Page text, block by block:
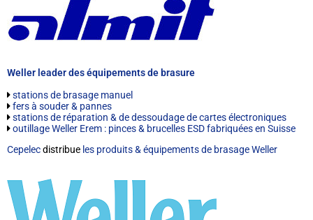
Weller leader des équipements de brasure
stations de brasage manuel
fers à souder & pannes
stations de réparation & de dessoudage de cartes électroniques
outillage Weller Erem : pinces & brucelles ESD fabriquées en Suisse
Cepelecdistribue les produits & équipements de brasage Weller